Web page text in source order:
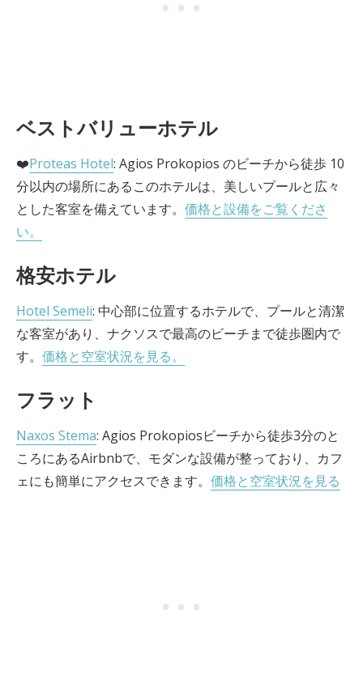
ベストバリューホテル
❤️Proteas Hotel: Agios Prokopios のビーチから徒歩 10
分以内の場所にあるこのホテルは、美しいプールと広々
とした客室を備えています。 価格と設備をご覧くださ
い。
格安ホテル
Hotel Semeli: 中心部に位置するホテルで、プールと清潔
な客室があり、ナクソスで最高のビーチまで徒歩圏内で
す。 価格と空室状況を見る。
フラット
Naxos Stema: Agios Prokopiosビーチから徒歩3分のと
ころにあるAirbnbで、モダンな設備が整っており、カフ
ェにも簡単にアクセスできます。 価格と空室状況を見る